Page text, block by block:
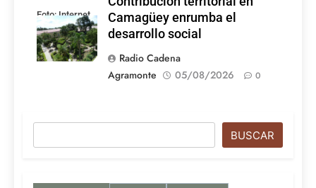
Foto: Internet
Camagüey enrumba el
desarrollo social
Radio Cadena
Agramonte
05/08/2026 0
BUSCAR